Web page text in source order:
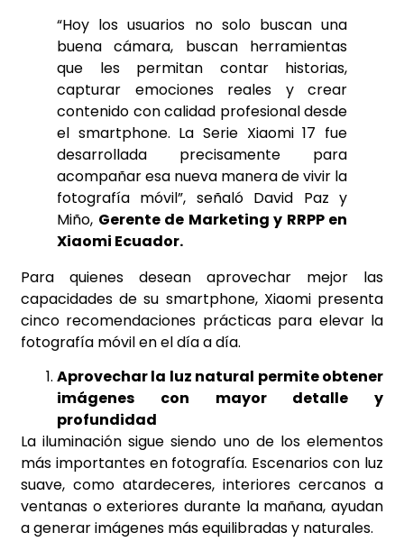
“Hoy los usuarios no solo buscan una
buena cámara, buscan herramientas
que les permitan contar historias,
capturar emociones reales y crear
contenido con calidad profesional desde
el smartphone. La Serie Xiaomi 17 fue
desarrollada precisamente para
acompañar esa nueva manera de vivir la
fotografía móvil”, señaló David Paz y
Miño, Gerente de Marketing y RRPP en
Xiaomi Ecuador.
Para quienes desean aprovechar mejor las
capacidades de su smartphone, Xiaomi presenta
cinco recomendaciones prácticas para elevar la
fotografía móvil en el día a día.
Aprovechar la luz natural permite obtener
imágenes con mayor detalle y
profundidad
La iluminación sigue siendo uno de los elementos
más importantes en fotografía. Escenarios con luz
suave, como atardeceres, interiores cercanos a
ventanas o exteriores durante la mañana, ayudan
a generar imágenes más equilibradas y naturales.